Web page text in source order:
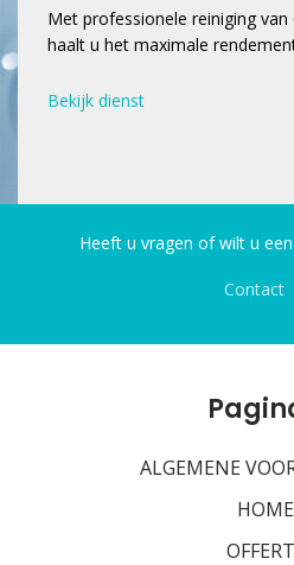
Met professionele reiniging van
haalt u het maximale
Bekijk dienst
Heeft u vragen of wilt u
Contact
ALGEMENE
HOME